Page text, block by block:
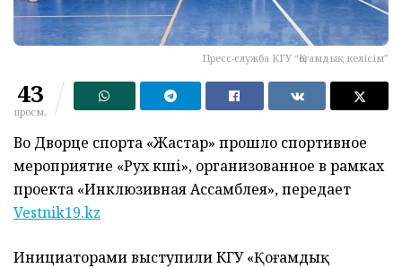
Пресс-служба КГУ “Қоғамдық келісім”
43
просм.
Во Дворце спорта «Жастар» прошло спортивное
мероприятие «Рух күші», организованное в рамках
проекта «Инклюзивная Ассамблея», передает
Vestnik19.kz
Инициаторами выступили КГУ «Қоғамдық